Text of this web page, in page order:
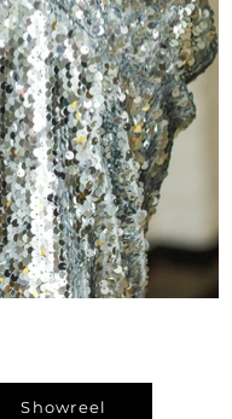
Showreel